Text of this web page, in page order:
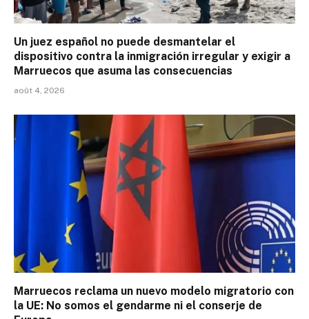
Un juez español no puede desmantelar el
dispositivo contra la inmigración irregular y exigir a
Marruecos que asuma las consecuencias
août 4, 2026
Marruecos reclama un nuevo modelo migratorio con
la UE: No somos el gendarme ni el conserje de